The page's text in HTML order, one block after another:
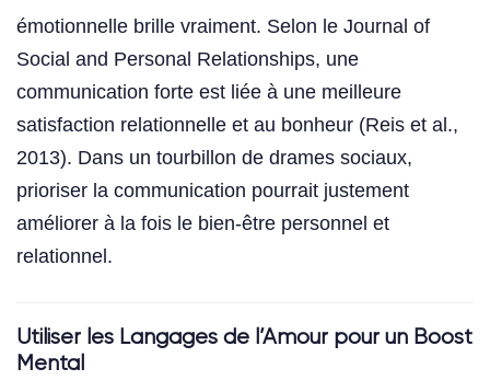
émotionnelle brille vraiment. Selon le Journal of
Social and Personal Relationships, une
communication forte est liée à une meilleure
satisfaction relationnelle et au bonheur (Reis et al.,
2013). Dans un tourbillon de drames sociaux,
prioriser la communication pourrait justement
améliorer à la fois le bien-être personnel et
relationnel.
Utiliser les Langages de l’Amour pour un Boost
Mental